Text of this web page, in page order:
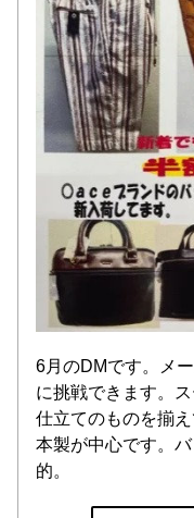
6月のDMです。メ
に挑戦できます。
仕立てのものを揃
本製が中心です。
的。